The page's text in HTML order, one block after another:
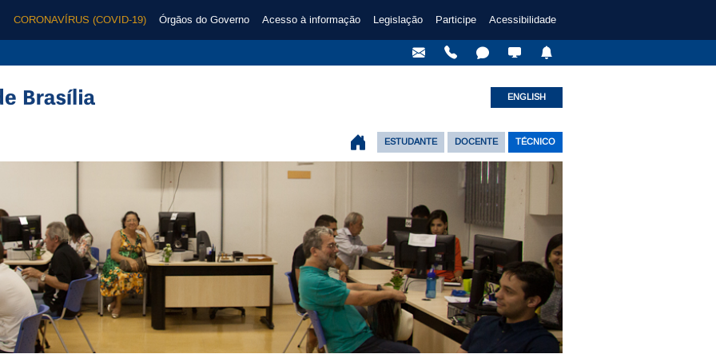
CORONAVÍRUS (COVID-19) Órgãos do Governo Acesso à informação Legislação Participe Acessibilidade
ENGLISH
ESTUDANTE DOCENTE TÉCNICO